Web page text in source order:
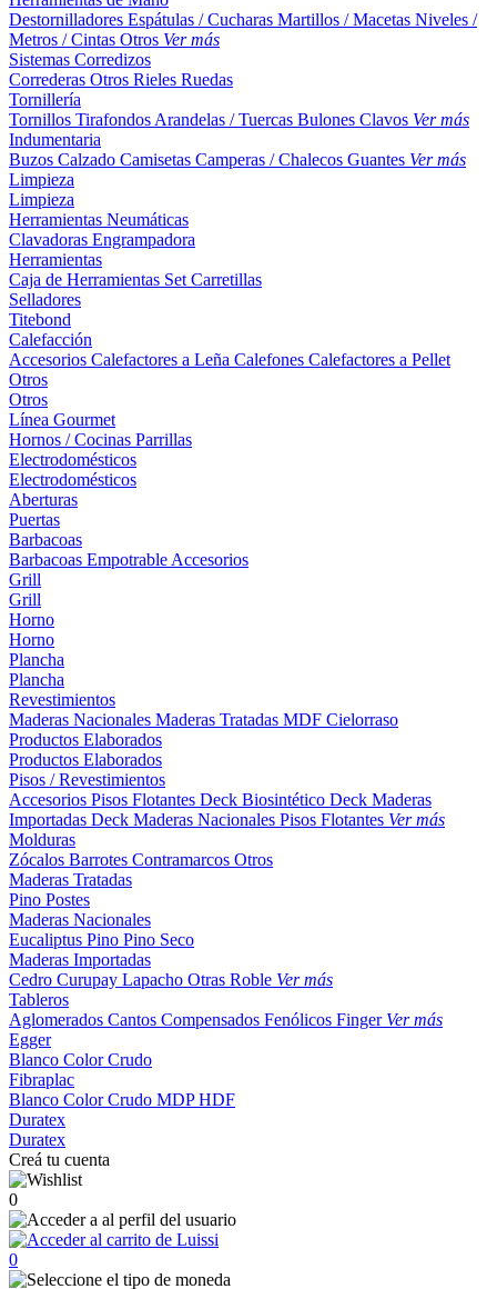
Destornilladores Espátulas / Cucharas Martillos / Macetas Niveles /
Metros / Cintas Otros Ver más
Sistemas Corredizos
Correderas Otros Rieles Ruedas
Tornillería
Tornillos Tirafondos Arandelas / Tuercas Bulones Clavos Ver más
Indumentaria
Buzos Calzado Camisetas Camperas / Chalecos Guantes Ver más
Limpieza
Limpieza
Herramientas Neumáticas
Clavadoras Engrampadora
Herramientas
Caja de Herramientas Set Carretillas
Selladores
Titebond
Calefacción
Accesorios Calefactores a Leña Calefones Calefactores a Pellet
Otros
Otros
Línea Gourmet
Hornos / Cocinas Parrillas
Electrodomésticos
Electrodomésticos
Aberturas
Puertas
Barbacoas
Barbacoas Empotrable Accesorios
Grill
Grill
Horno
Horno
Plancha
Plancha
Revestimientos
Maderas Nacionales Maderas Tratadas MDF Cielorraso
Productos Elaborados
Productos Elaborados
Pisos / Revestimientos
Accesorios Pisos Flotantes Deck Biosintético Deck Maderas
Importadas Deck Maderas Nacionales Pisos Flotantes Ver más
Molduras
Zócalos Barrotes Contramarcos Otros
Maderas Tratadas
Pino Postes
Maderas Nacionales
Eucaliptus Pino Pino Seco
Maderas Importadas
Cedro Curupay Lapacho Otras Roble Ver más
Tableros
Aglomerados Cantos Compensados Fenólicos Finger Ver más
Egger
Blanco ColorCrudo
Fibraplac
Blanco ColorCrudo MDPHDF
Duratex
Duratex
Creá tu cuenta
0
0